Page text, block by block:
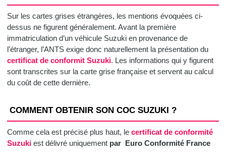
Sur les cartes grises étrangères, les mentions évoquées ci-
dessus ne figurent généralement. Avant la première
immatriculation d’un véhicule Suzuki en provenance de
l’étranger, l’ANTS exige donc naturellement la présentation du
certificat de conformit Suzuki. Les informations qui y figurent
sont transcrites sur la carte grise française et servent au calcul
du coût de cette dernière.
COMMENT OBTENIR SON COC SUZUKI ?
Comme cela est précisé plus haut, le certificat de conformité
Suzuki est délivré uniquement par Euro Conformité France